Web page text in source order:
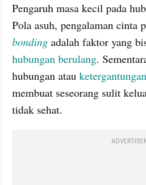
Pengaruh masa kecil pada
Pola asuh, pengalaman cinta
bonding adalah faktor yang
hubungan berulang.
hubungan atau
membuat seseorang sulit
tidak sehat.